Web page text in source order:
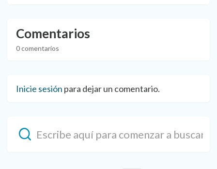
Comentarios
0 comentarios
Inicie sesión para dejar un comentario.